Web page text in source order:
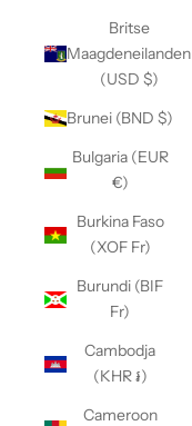
Britse
Maagdeneilanden
(USD $)
Brunei (BND $)
Bulgaria (EUR
€)
Burkina Faso
(XOF Fr)
Burundi (BIF
Fr)
Cambodja
(KHR ៛)
Cameroon